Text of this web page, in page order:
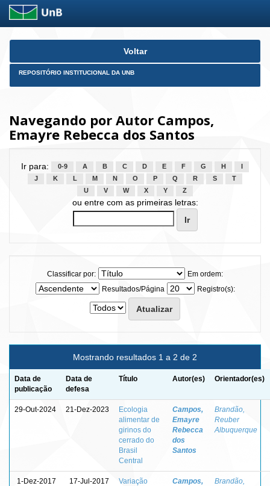
Skip
Voltar
REPOSITÓRIO INSTITUCIONAL DA UNB
Navegando por Autor Campos,
Emayre Rebecca dos Santos
Ir para: 0-9 A B C D E F G H
J
K L M N O P Q R S
T
U
V W X Y Z
ou entre com as primeiras letras:
Classificar por:
Em ordem:
Resultados/Página
Registro(s):
Mostrando resultados 1 a 2 de 2
Data de
publicação
Data de
defesa
Título Autor(es) Orientador(es)
29-Out-2024 21-Dez-2023
Ecologia
alimentar de
girinos do
cerrado do
Brasil
Central
Campos,
Emayre
Rebecca
dos
Santos
Brandão,
Reuber
Albuquerque
1-Dez-2017 17-Jul-2017
Variação
Campos,
Brandão,